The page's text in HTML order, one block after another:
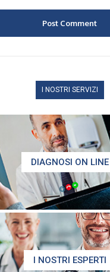
I NOSTRI SERVIZI
DIAGNOSI ON LINE
I NOSTRI ESPERTI